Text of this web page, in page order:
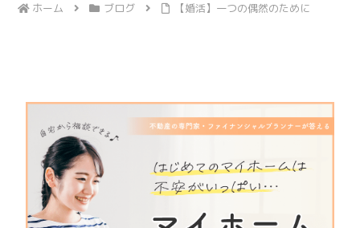
ホーム ブログ 【婚活】一つの偶然のために